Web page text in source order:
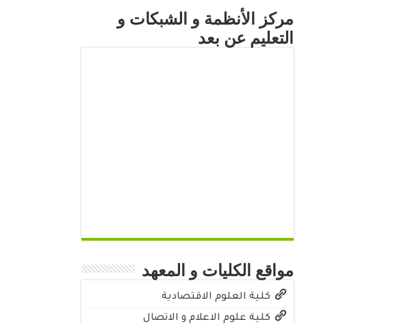
مركز الأنظمة و الشبكات و
التعليم عن بعد
مواقع الكليات و المعهد
كلية العلوم الاقتصادية
كلية علوم الاعلام و الاتصال